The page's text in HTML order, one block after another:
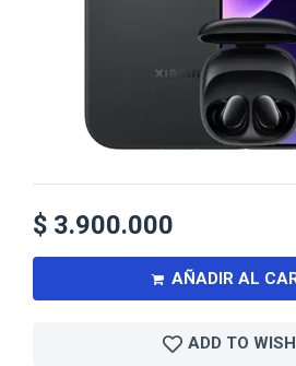
$ 3.900.000
AÑADIR AL
ADD TO